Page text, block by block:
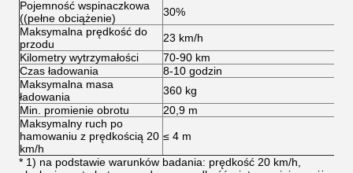
Pojemność wspinaczkowa
((pełne obciążenie)
30%
Maksymalna prędkość do
przodu
23 km/h
Kilometry wytrzymałości
70-90 km
Czas ładowania
8-10 godzin
Maksymalna masa
ładowania
360 kg
Min. promienie obrotu
20,9 m
Maksymalny ruch po
hamowaniu z prędkością 20
km/h
≤ 4 m
* 1) na podstawie warunków badania: prędkość 20 km/h,